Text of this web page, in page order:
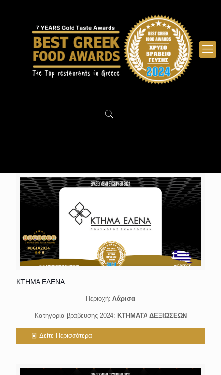
ΚΤΗΜΑ ΕΛΕΝΑ
Περιοχή: Λάρισα
Κατηγορία βράβευσης 2024: ΚΤΗΜΑΤΑ ΔΕΞΙΩΣΕΩΝ
Δείτε Περισσότερα